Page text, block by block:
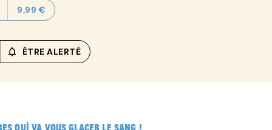
9,99 €
notifications_none_outlined
ÊTRE ALERTÉ
QUI VA VOUS GLACER LE SANG !